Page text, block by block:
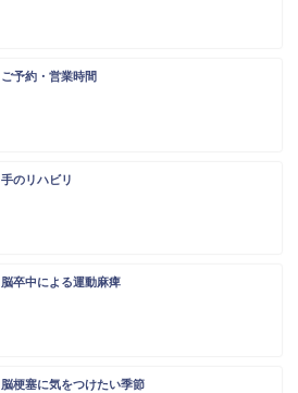
ご予約・営業時間
手のリハビリ
脳卒中による運動麻痺
脳梗塞に気をつけたい季節